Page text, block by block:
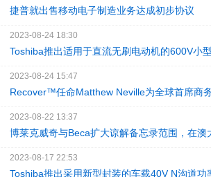
捷普就出售移动电子制造业务达成初步协议
2023-08-24 18:30
Toshiba推出适用于直流无刷电动机的600V小
2023-08-24 15:47
Recover™任命Matthew Neville为全球首席商
2023-08-22 13:37
博莱克威奇与Beca扩大谅解备忘录范围，在
2023-08-17 22:53
Toshiba推出采用新型封装的车载40V N沟道